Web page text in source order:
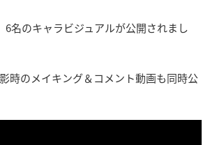
6名のキャラビジュアルが公開されまし
時のメイキング＆コメント動画も同時公